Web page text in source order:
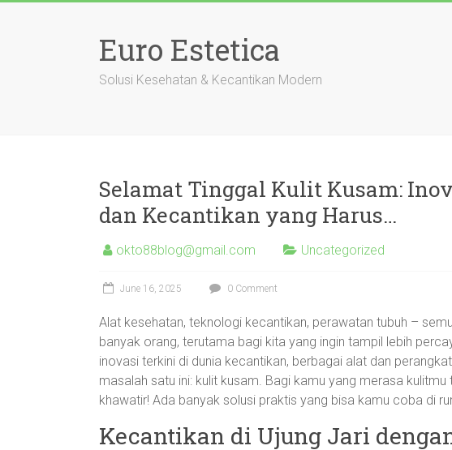
Euro Estetica
Solusi Kesehatan & Kecantikan Modern
Selamat Tinggal Kulit Kusam:
dan Kecantikan yang Harus…
okto88blog@gmail.com Uncategorized
June 16, 2025 0 Comment
Alat kesehatan, teknologi kecantikan, perawatan tubuh –
banyak orang, terutama bagi kita yang ingin tampil lebih
inovasi terkini di dunia kecantikan, berbagai alat dan
masalah satu ini: kulit kusam. Bagi kamu yang merasa
khawatir! Ada banyak solusi praktis yang bisa kamu coba di
Kecantikan di Ujung Jari